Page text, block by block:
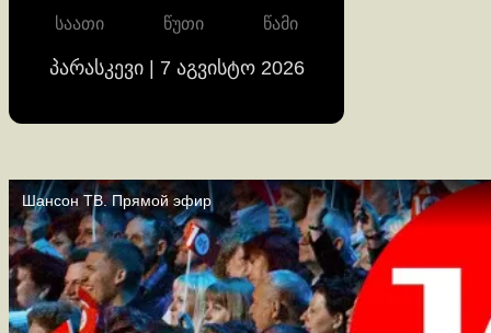
საათი წუთი წამი
პარასკევი | 7 აგვისტო 2026